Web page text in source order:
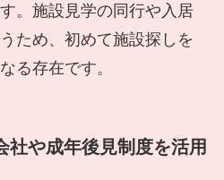
。施設見学の同行や入居
ため、初めて施設探しを
る存在です。
社や成年後見制度を活用